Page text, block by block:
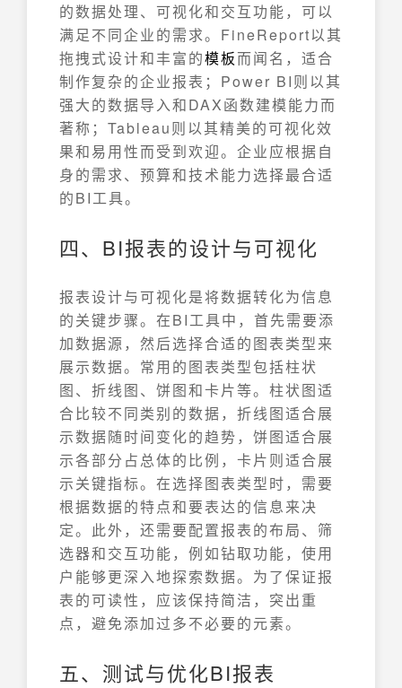
的数据处理、可视化和交互功能，可以
满足不同企业的需求。FineReport以其
拖拽式设计和丰富的模板而闻名，适合
制作复杂的企业报表；Power BI则以其
强大的数据导入和DAX函数建模能力而
著称；Tableau则以其精美的可视化效
果和易用性而受到欢迎。企业应根据自
身的需求、预算和技术能力选择最合适
的BI工具。
四、BI报表的设计与可视化
报表设计与可视化是将数据转化为信息
的关键步骤。在BI工具中，首先需要添
加数据源，然后选择合适的图表类型来
展示数据。常用的图表类型包括柱状
图、折线图、饼图和卡片等。柱状图适
合比较不同类别的数据，折线图适合展
示数据随时间变化的趋势，饼图适合展
示各部分占总体的比例，卡片则适合展
示关键指标。在选择图表类型时，需要
根据数据的特点和要表达的信息来决
定。此外，还需要配置报表的布局、筛
选器和交互功能，例如钻取功能，使用
户能够更深入地探索数据。为了保证报
表的可读性，应该保持简洁，突出重
点，避免添加过多不必要的元素。
五、测试与优化BI报表